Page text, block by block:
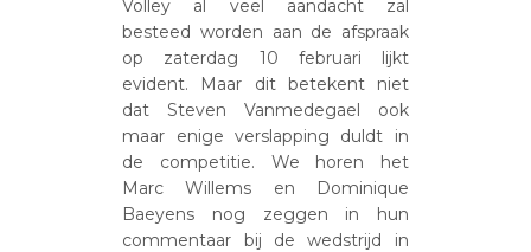
Volley al veel aandacht zal
besteed worden aan de afspraak
op zaterdag 10 februari lijkt
evident. Maar dit betekent niet
dat Steven Vanmedegael ook
maar enige verslapping duldt in
de competitie. We horen het
Marc Willems en Dominique
Baeyens nog zeggen in hun
commentaar bij de wedstrijd in